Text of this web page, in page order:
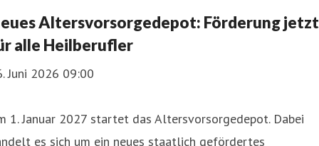
Altersvorsorgedepot: Förderung jetzt
alle Heilberufler
Juni 2026 09:00
1. Januar 2027 startet das Altersvorsorgedepot. Dabei
es sich um ein neues staatlich gefördertes